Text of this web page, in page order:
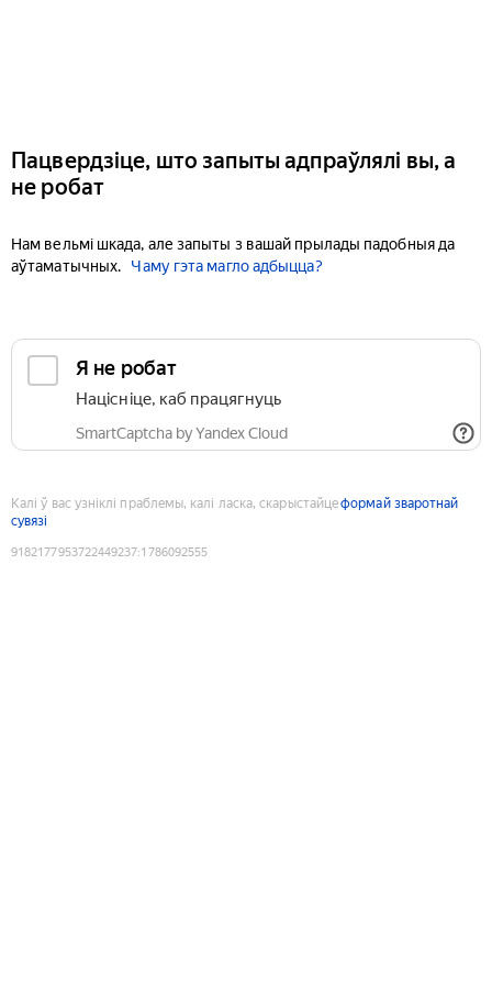
Пацвердзіце, што запыты адпраўлялі вы, а
не робат
Нам вельмі шкада, але запыты з вашай прылады падобныя да
аўтаматычных.
Чаму гэта магло адбыцца?
Я не робат
Націсніце, каб працягнуць
SmartCaptcha by Yandex Cloud
Калі ў вас узніклі праблемы, калі ласка, скарыстайцеформай зваротнай
сувязі
9182177953722449237:1786092555